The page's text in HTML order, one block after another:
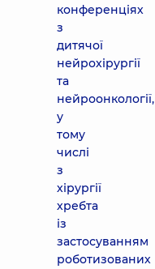
конференціях
з
дитячої
нейрохірургії
та
нейроонкології,
у
тому
числі
з
хірургії
хребта
із
застосуванням
роботизованих